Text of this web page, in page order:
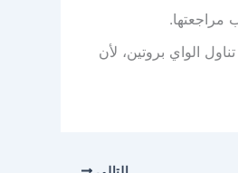
مراجعتها.
الواي بروتين، لأن